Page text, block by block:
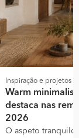
Inspiração e projetos
Warm
destaca nas
2026
O aspeto